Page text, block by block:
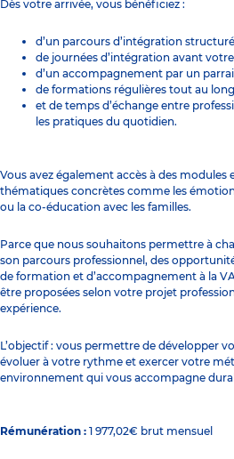
Dès votre arrivée, vous bénéficiez :
d’un parcours d’intégration
de journées d’intégration avant
d’un accompagnement par un
de formations régulières tout au long
et de temps d’échange entre
les pratiques du quotidien.
Vous avez également accès à des modules
thématiques concrètes comme les
ou la co-éducation avec les familles.
Parce que nous souhaitons permettre à
son parcours professionnel, des
de formation et d’accompagnement à la
être proposées selon votre projet
expérience.
L’objectif : vous permettre de développer
évoluer à votre rythme et exercer votre
environnement qui vous accompagne
Rémunération : 1 977,02€ brut mensuel